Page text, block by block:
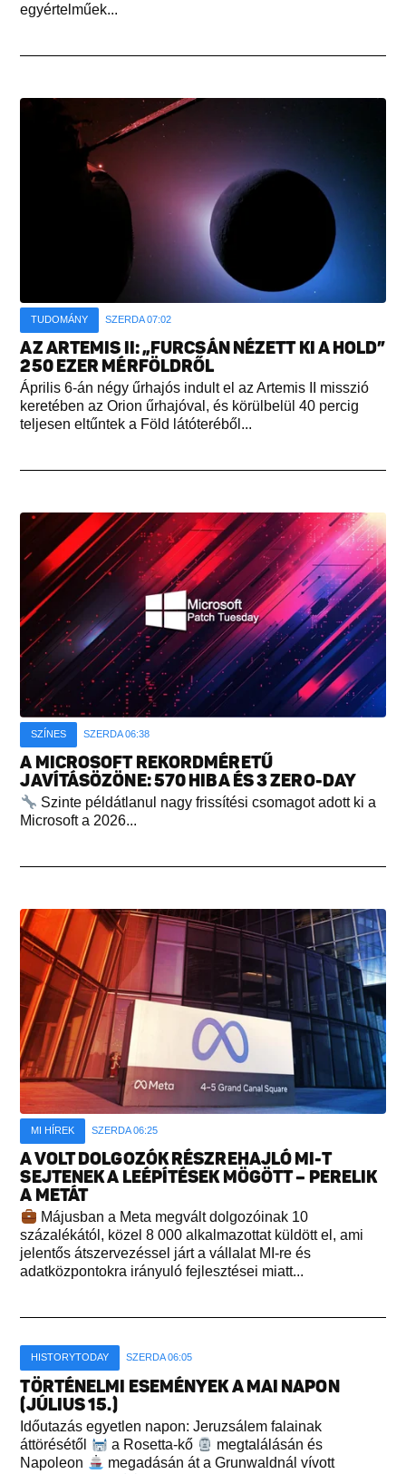
egyértelműek...
TUDOMÁNY SZERDA 07:02
AZ ARTEMIS II: „FURCSÁN NÉZETT KI A HOLD”
250 EZER MÉRFÖLDRŐL
Április 6-án négy űrhajós indult el az Artemis II misszió
keretében az Orion űrhajóval, és körülbelül 40 percig
teljesen eltűntek a Föld látóteréből...
SZÍNES SZERDA 06:38
A MICROSOFT REKORDMÉRETŰ
JAVÍTÁSÖZÖNE: 570 HIBA ÉS 3 ZERO-DAY
Szinte példátlanul nagy frissítési csomagot adott ki a
Microsoft a 2026...
MI HÍREK SZERDA 06:25
A VOLT DOLGOZÓK RÉSZREHAJLÓ MI-T
SEJTENEK A LEÉPÍTÉSEK MÖGÖTT – PERELIK
A METÁT
Májusban a Meta megvált dolgozóinak 10
százalékától, közel 8 000 alkalmazottat küldött el, ami
jelentős átszervezéssel járt a vállalat MI-re és
adatközpontokra irányuló fejlesztései miatt...
HISTORYTODAY SZERDA 06:05
TÖRTÉNELMI ESEMÉNYEK A MAI NAPON
(JÚLIUS 15.)
Időutazás egyetlen napon: Jeruzsálem falainak
áttörésétől
a Rosetta-kő
megtalálásán és
Napoleon
megadásán át a Grunwaldnál vívott